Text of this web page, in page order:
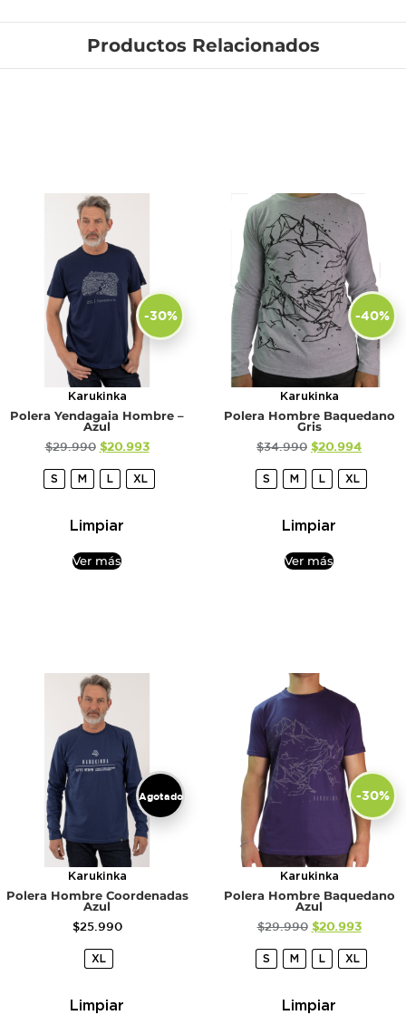
Productos Relacionados
-30%
Karukinka
Polera Yendagaia Hombre –
Azul
$29.990 $20.993
S M L XL
Limpiar
Ver más
-40%
Karukinka
Polera Hombre Baquedano
Gris
$34.990 $20.994
S M L XL
Limpiar
Ver más
Agotado
Karukinka
Polera Hombre Coordenadas
Azul
$25.990
XL
Limpiar
-30%
Karukinka
Polera Hombre Baquedano
Azul
$29.990 $20.993
S M L XL
Limpiar